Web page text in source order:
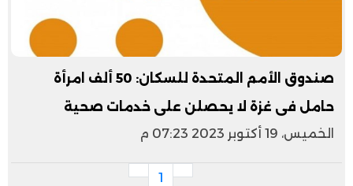
صندوق الأمم المتحدة للسكان: 50 ألف امرأة
حامل فى غزة لا يحصلن على خدمات صحية
الخميس، 19 أكتوبر 2023 07:23 م
1